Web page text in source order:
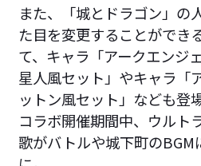
また、「城とドラゴン」の
た目を変更することができ
て、キャラ「アークエンジ
星人風セット」やキャラ「
ットン風セット」なども登場
コラボ開催期間中、ウルト
歌がバトルや城下町の